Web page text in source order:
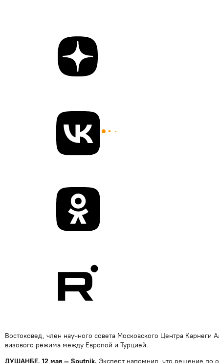
Востоковед, член научного совета Московского Центра
визового режима между Европой и Турцией.
ДУШАНБЕ, 12 мая — Sputnik. Эксперт напомнил, что решение по